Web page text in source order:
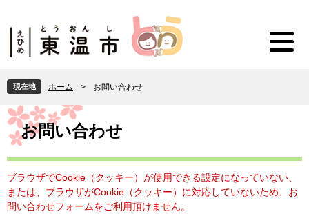
頭
で
す
。
飛
ば
し
て
本
現在地 ホーム > お問い合わせ
本
文 お問い合わせ
ブラウザでCookie（クッキー）が使用できる設定になっていない、
または、ブラウザがCookie（クッキー）に対応していないため、お
問い合わせフォームをご利用頂けません。